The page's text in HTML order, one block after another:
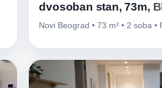
dvosoban stan, 73m,
Novi Beograd • 73 m² • 2 soba •